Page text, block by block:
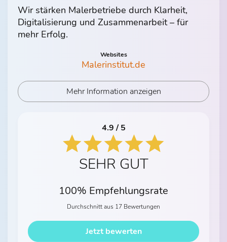
Wir stärken Malerbetriebe durch Klarheit,
Digitalisierung und Zusammenarbeit – für
mehr Erfolg.
Websites
Malerinstitut.de
Mehr Information anzeigen
4.9 / 5
SEHR GUT
100% Empfehlungsrate
Durchschnitt aus 17 Bewertungen
Jetzt bewerten